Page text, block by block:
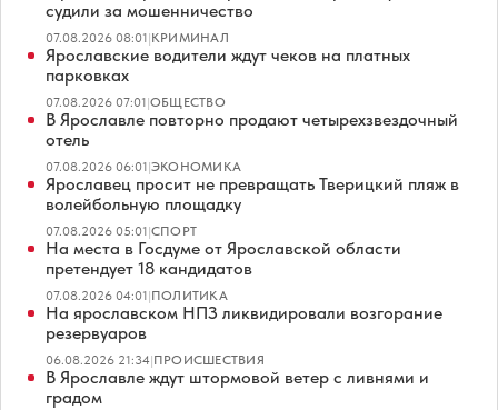
судили за мошенничество
07.08.2026 08:01|КРИМИНАЛ
Ярославские водители ждут чеков на платных
парковках
07.08.2026 07:01|ОБЩЕСТВО
В Ярославле повторно продают четырехзвездочный
отель
07.08.2026 06:01|ЭКОНОМИКА
Ярославец просит не превращать Тверицкий пляж в
волейбольную площадку
07.08.2026 05:01|СПОРТ
На места в Госдуме от Ярославской области
претендует 18 кандидатов
07.08.2026 04:01|ПОЛИТИКА
На ярославском НПЗ ликвидировали возгорание
резервуаров
06.08.2026 21:34|ПРОИСШЕСТВИЯ
В Ярославле ждут штормовой ветер с ливнями и
градом